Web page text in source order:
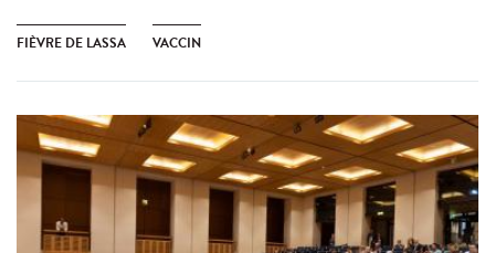
FIÈVRE DE LASSA VACCIN